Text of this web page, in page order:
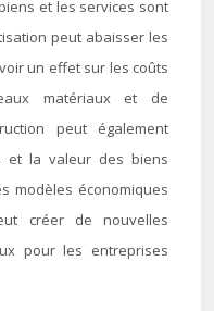
et les services sont
peut abaisser les
un effet sur les coûts
matériaux et de
peut également
et la valeur des biens
modèles économiques
créer de nouvelles
pour les entreprises